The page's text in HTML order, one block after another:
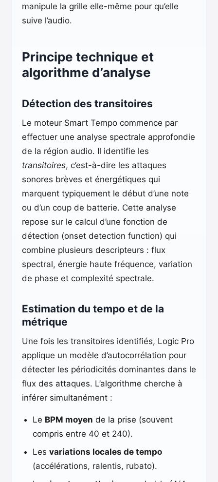
manipule la grille elle-même pour qu’elle
suive l’audio.
Principe technique et
algorithme d’analyse
Détection des transitoires
Le moteur Smart Tempo commence par
effectuer une analyse spectrale approfondie
de la région audio. Il identifie les
transitoires, c’est-à-dire les attaques
sonores brèves et énergétiques qui
marquent typiquement le début d’une note
ou d’un coup de batterie. Cette analyse
repose sur le calcul d’une fonction de
détection (onset detection function) qui
combine plusieurs descripteurs : flux
spectral, énergie haute fréquence, variation
de phase et complexité spectrale.
Estimation du tempo et de la
métrique
Une fois les transitoires identifiés, Logic Pro
applique un modèle d’autocorrélation pour
détecter les périodicités dominantes dans le
flux des attaques. L’algorithme cherche à
inférer simultanément :
Le BPM moyen de la prise (souvent
compris entre 40 et 240).
Les variations locales de tempo
(accélérations, ralentis, rubato).